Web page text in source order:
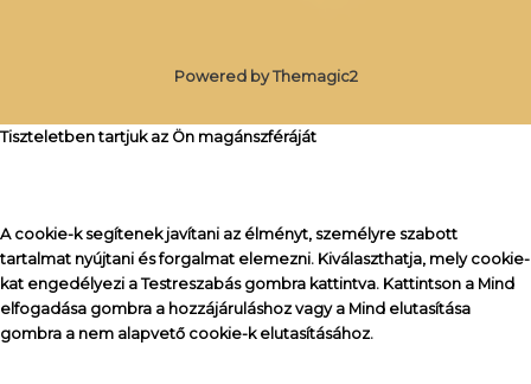
Powered by Themagic2
Tiszteletben tartjuk az Ön magánszféráját
A cookie-k segítenek javítani az élményt, személyre szabott
tartalmat nyújtani és forgalmat elemezni. Kiválaszthatja, mely cookie-
kat engedélyezi a Testreszabásgombra kattintva. Kattintson a Mind
elfogadása gombra a hozzájáruláshoz vagy a Mind elutasítása
gombra a nem alapvető cookie-k elutasításához.